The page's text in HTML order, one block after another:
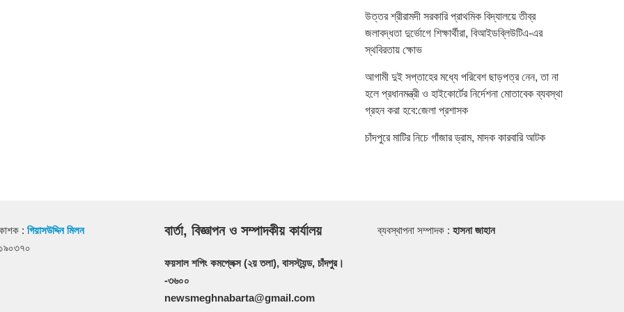
উত্তর শ্রীরামদী সরকারি প্রাথমিক বিদ্যালয়ে তীব্র
জলাবদ্ধতা দুর্ভোগে শিক্ষার্থীরা, বিআইডব্লিউটিএ-এর
স্থবিরতায় ক্ষোভ
আগামী দুই সপ্তাহের মধ্যে পরিবেশ ছাড়পত্র নেন, তা না
হলে প্রধানমন্ত্রী ও হাইকোর্টের নির্দেশনা মোতাবেক ব্যবস্থা
গ্রহন করা হবে:জেলা প্রশাসক
চাঁদপুরে মাটির নিচে গাঁজার ড্রাম, মাদক কারবারি আটক
: গিয়াসউদ্দিন মিলন
বার্তা, বিজ্ঞাপন ও সম্পাদকীয় কার্যালয়
ফয়সাল শপিং কমপ্লেক্স (২য় তলা), বাসস্ট্যন্ড, চাঁদপুর।
-৩৬০০
newsmeghnabarta@gmail.com
ব্যবস্থাপনা সম্পাদক : হাসনা জাহান